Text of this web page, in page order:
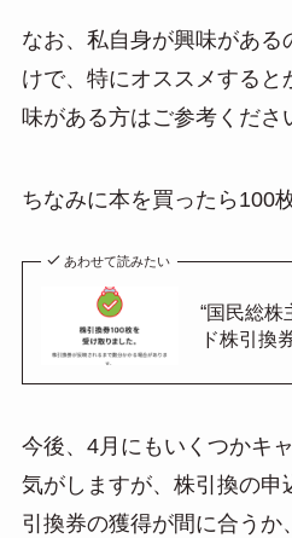
なお、私自身が興味がある
けで、特にオススメすると
味がある方はご参考くださ
ちなみに本を買ったら100
あわせて読みたい
“国民総株
ド株引換
今後、4月にもいくつかキ
気がしますが、株引換の申
引換券の獲得が間に合うか